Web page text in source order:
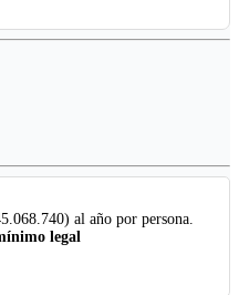
al año por persona.
legal